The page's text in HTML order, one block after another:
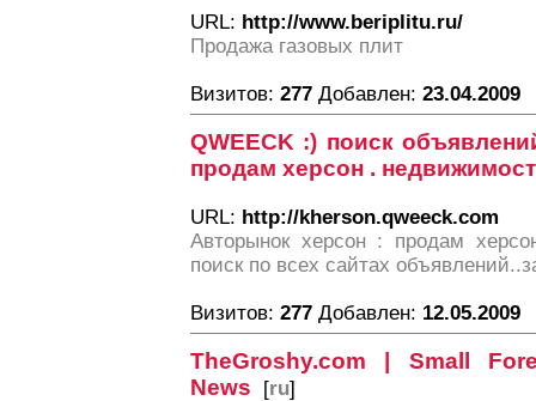
URL: http://www.beriplitu.ru/
Продажа газовых плит
Визитов: 277 Добавлен: 23.04.2009
QWEECK :) поиск
продам херсон .
URL: http://kherson.qweeck.com
Авторынок херсон : продам
поиск по всех сайтах
Визитов: 277 Добавлен: 12.05.2009
TheGroshy.com | Small
News [ru]